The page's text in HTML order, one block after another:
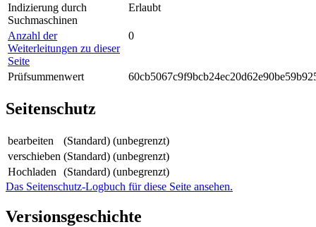
Indizierung durch
Suchmaschinen
Erlaubt
Anzahl der
Weiterleitungen zu dieser
Seite
0
Prüfsummenwert
Seitenschutz
bearbeiten
(Standard) (unbegrenzt)
verschieben (Standard) (unbegrenzt)
Hochladen
(Standard) (unbegrenzt)
Das Seitenschutz-Logbuch für diese Seite ansehen.
Versionsgeschichte